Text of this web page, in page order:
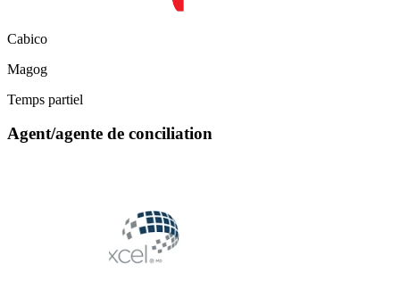
Cabico
Magog
Temps partiel
Agent/agente de conciliation